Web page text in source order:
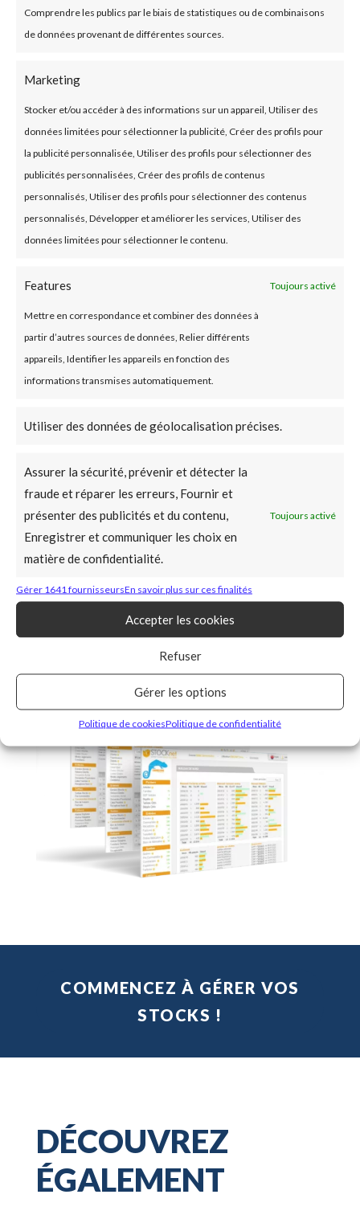
Comprendre les publics par le biais de statistiques ou de combinaisons
de données provenant de différentes sources.
Marketing
Stocker et/ou accéder à des informations sur un appareil, Utiliser des
données limitées pour sélectionner la publicité, Créer des profils pour
la publicité personnalisée, Utiliser des profils pour sélectionner des
publicités personnalisées, Créer des profils de contenus
personnalisés, Utiliser des profils pour sélectionner des contenus
personnalisés, Développer et améliorer les services, Utiliser des
données limitées pour sélectionner le contenu.
Features Toujours activé
Mettre en correspondance et combiner des données à
partir d’autres sources de données, Relier différents
appareils, Identifier les appareils en fonction des
informations transmises automatiquement.
Utiliser des données de géolocalisation précises.
Assurer la sécurité, prévenir et détecter la
fraude et réparer les erreurs, Fournir et
présenter des publicités et du contenu,
Enregistrer et communiquer les choix en
matière de confidentialité.
Toujours activé
Gérer 1641 fournisseursEn savoir plus sur ces finalités
Accepter les cookies
Refuser
Gérer les options
Politique de cookiesPolitique de confidentialité
Garantie du fonctionnement en
FIFO
Types de documents
disponibles dans
notre solution en
Devis de fabrication
Ordres de fabrication
Devis fournisseurs
Réceptions fournisseurs
Factures fournisseurs
Demandes transferts
Transferts entre dépôts
Modèles de documents
Pré-commandes clients
Pré-commandes clients
Bon d’Expéditions clients
Factures clients
Bons de sorties de stocks
Demandes prêts clients
Prêts clients
COMMENCEZ À GÉRER VOS
STOCKS !
DÉCOUVREZ
ÉGALEMENT